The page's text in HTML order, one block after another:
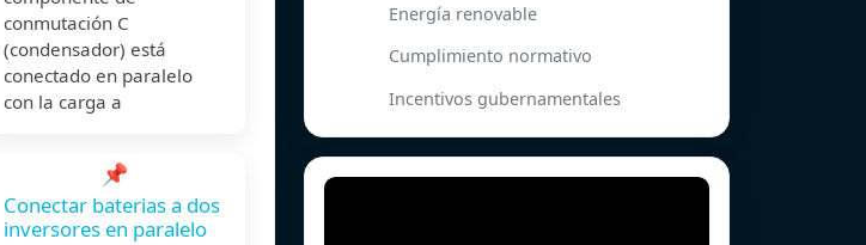
conmutación C
(condensador) está
conectado en paralelo
con la carga a
📌
Conectar baterias a dos
inversores en paralelo
Energía renovable
Cumplimiento normativo
Incentivos gubernamentales